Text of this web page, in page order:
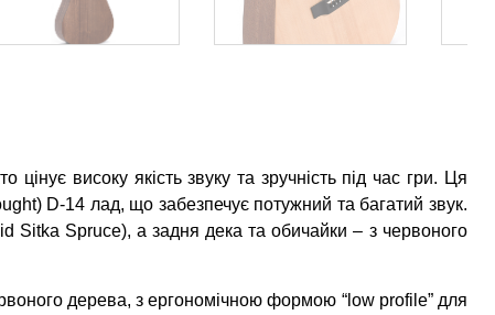
цінує високу якість звуку та зручність під час гри. Ця
D-14 лад, що забезпечує потужний та багатий звук.
Sitka Spruce), а задня дека та обичайки – з червоного
дерева, з ергономічною формою “low profile” для